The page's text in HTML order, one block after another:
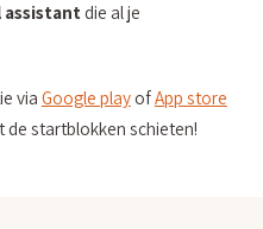
die al je
via Google playofApp store
de startblokken schieten!